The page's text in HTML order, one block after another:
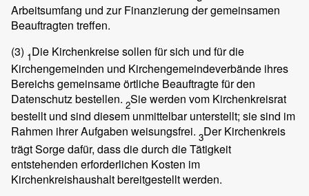
Arbeitsumfang und zur Finanzierung der gemeinsamen
Beauftragten treffen.
(3) 1Die Kirchenkreise sollen für sich und für die
Kirchengemeinden und Kirchengemeindeverbände ihres
Bereichs gemeinsame örtliche Beauftragte für den
Datenschutz bestellen. 2Sie werden vom Kirchenkreisrat
bestellt und sind diesem unmittelbar unterstellt; sie sind im
Rahmen ihrer Aufgaben weisungsfrei. 3Der Kirchenkreis
trägt Sorge dafür, dass die durch die Tätigkeit
entstehenden erforderlichen Kosten im
Kirchenkreishaushalt bereitgestellt werden.